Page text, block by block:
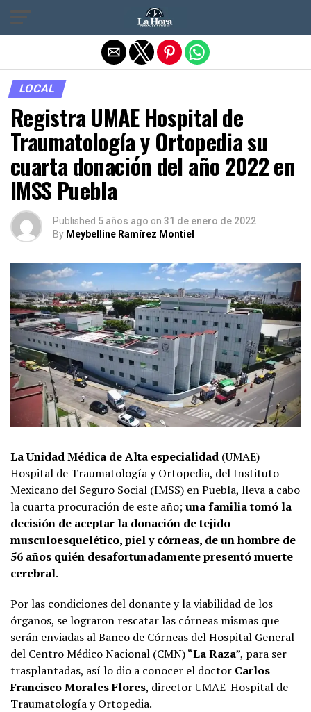
LOCAL
Registra UMAE Hospital de
Traumatología y Ortopedia su
cuarta donación del año 2022 en
IMSS Puebla
Published 5 años ago on 31 de enero de 2022
By Meybelline Ramírez Montiel
La Unidad Médica de Alta especialidad (UMAE)
Hospital de Traumatología y Ortopedia, del Instituto
Mexicano del Seguro Social (IMSS) en Puebla, lleva a cabo
la cuarta procuración de este año;una familia tomó la
decisión de aceptar la donación de tejido
musculoesquelético, piel y córneas, de un hombre de
56 años quién desafortunadamente presentó muerte
cerebral.
Por las condiciones del donante y la viabilidad de los
órganos, se lograron rescatar las córneas mismas que
serán enviadas al Banco de Córneas del Hospital General
del Centro Médico Nacional (CMN) “La Raza”, para ser
trasplantadas, así lo dio a conocer el doctor Carlos
Francisco Morales Flores, director UMAE-Hospital de
Traumatología y Ortopedia.
Salir de la versión móvil